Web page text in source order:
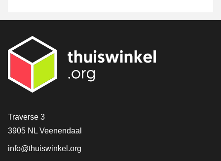
Contact
Traverse 3
3905 NL Veenendaal
info@thuiswinkel.org